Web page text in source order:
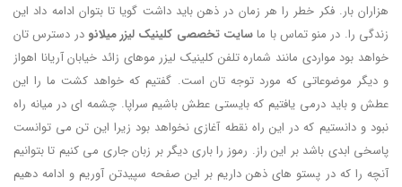
هزاران بار. فکر خطر را هر زمان در ذهن باید داشت گویا تا بتوان ادامه داد این
زندگی را. در منو تماس با ماسایت تخصصی کلینیک لیزر میلانو در دسترس تان
خواهد بود مواردی مانند شماره تلفن کلینیک لیزر موهای زائد خیابان آریانا اهواز
و دیگر موضوعاتی که مورد توجه تان است. گفتیم که خواهد کشت ما را این
عطش و باید درمی یافتیم که بایستی عطش باشیم سراپا. چشمه ای در میانه راه
نبود و دانستیم که در این راه نقطه آغازی نخواهد بود زیرا این تن می توانست
پاسخی ابدی باشد بر این راز. رموز را باری دیگر بر زبان جاری می کنیم تا بتوانیم
آنچه را که در پستو های ذهن داریم بر این صفحه سپیدتن آوریم و ادامه دهیم